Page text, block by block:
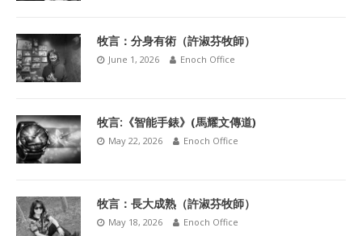
牧言：分身有術（許淑芬牧師）
June 1, 2026 Enoch Office
牧言:《智能手錶》(馬耀文傳道)
May 22, 2026 Enoch Office
牧言：長大成熟（許淑芬牧師）
May 18, 2026 Enoch Office